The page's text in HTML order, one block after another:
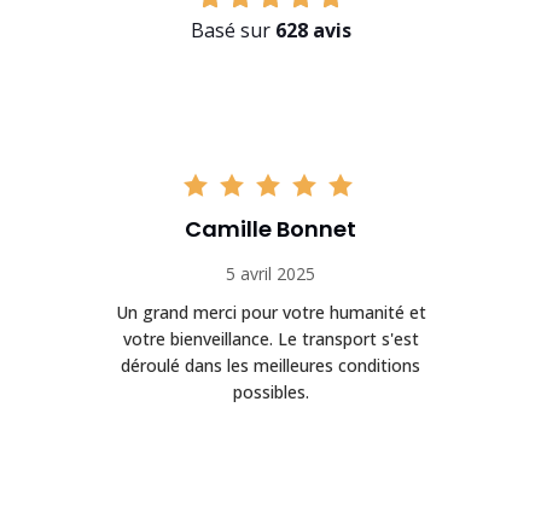
Basé sur 628 avis
Camille Bonnet
5 avril 2025
Un grand merci pour votre humanité et
votre bienveillance. Le transport s'est
déroulé dans les meilleures conditions
possibles.